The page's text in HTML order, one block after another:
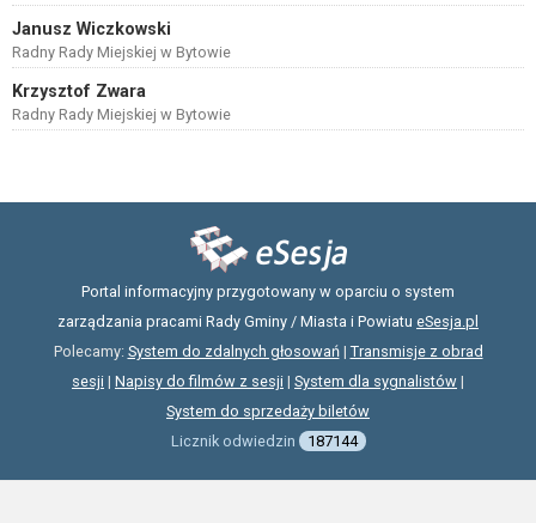
Janusz Wiczkowski
Radny Rady Miejskiej w Bytowie
Krzysztof Zwara
Radny Rady Miejskiej w Bytowie
Portal informacyjny przygotowany w oparciu o system
zarządzania pracami Rady Gminy / Miasta i Powiatu eSesja.pl
Polecamy: System do zdalnych głosowań| Transmisje z obrad
sesji | Napisy do filmów z sesji | System dla sygnalistów |
System do sprzedaży biletów
Licznik odwiedzin
187144